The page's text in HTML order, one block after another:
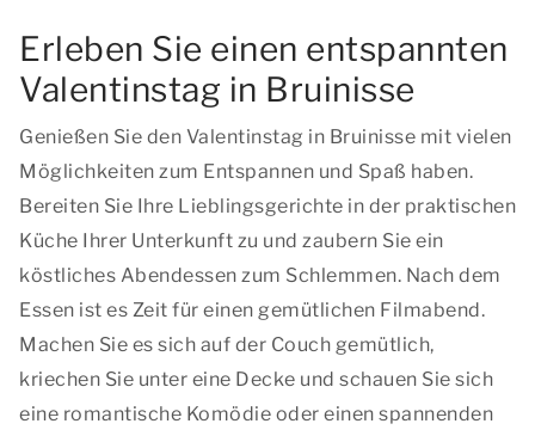
Erleben Sie einen entspannten
Valentinstag in Bruinisse
Genießen Sie den Valentinstag in Bruinisse mit vielen
Möglichkeiten zum Entspannen und Spaß haben.
Bereiten Sie Ihre Lieblingsgerichte in der praktischen
Küche Ihrer Unterkunft zu und zaubern Sie ein
köstliches Abendessen zum Schlemmen. Nach dem
Essen ist es Zeit für einen gemütlichen Filmabend.
Machen Sie es sich auf der Couch gemütlich,
kriechen Sie unter eine Decke und schauen Sie sich
eine romantische Komödie oder einen spannenden